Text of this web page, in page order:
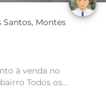
Montes
à venda no
Todos os